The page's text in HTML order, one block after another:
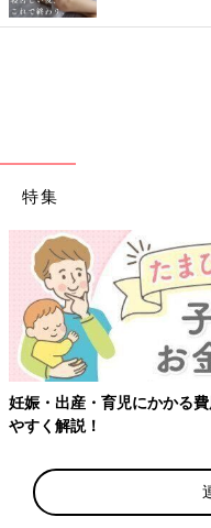
特集
妊娠・出産・育児にかかる
やすく解説！